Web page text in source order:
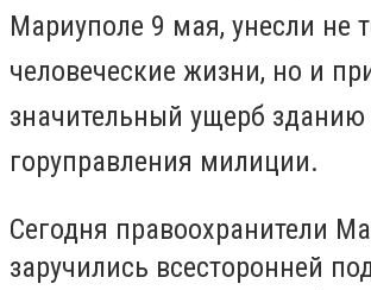
Мариуполе 9 мая, унесли не
человеческие жизни, но и
значительный ущерб зданию
горуправления милиции.
Сегодня правоохранители
заручились всесторонней